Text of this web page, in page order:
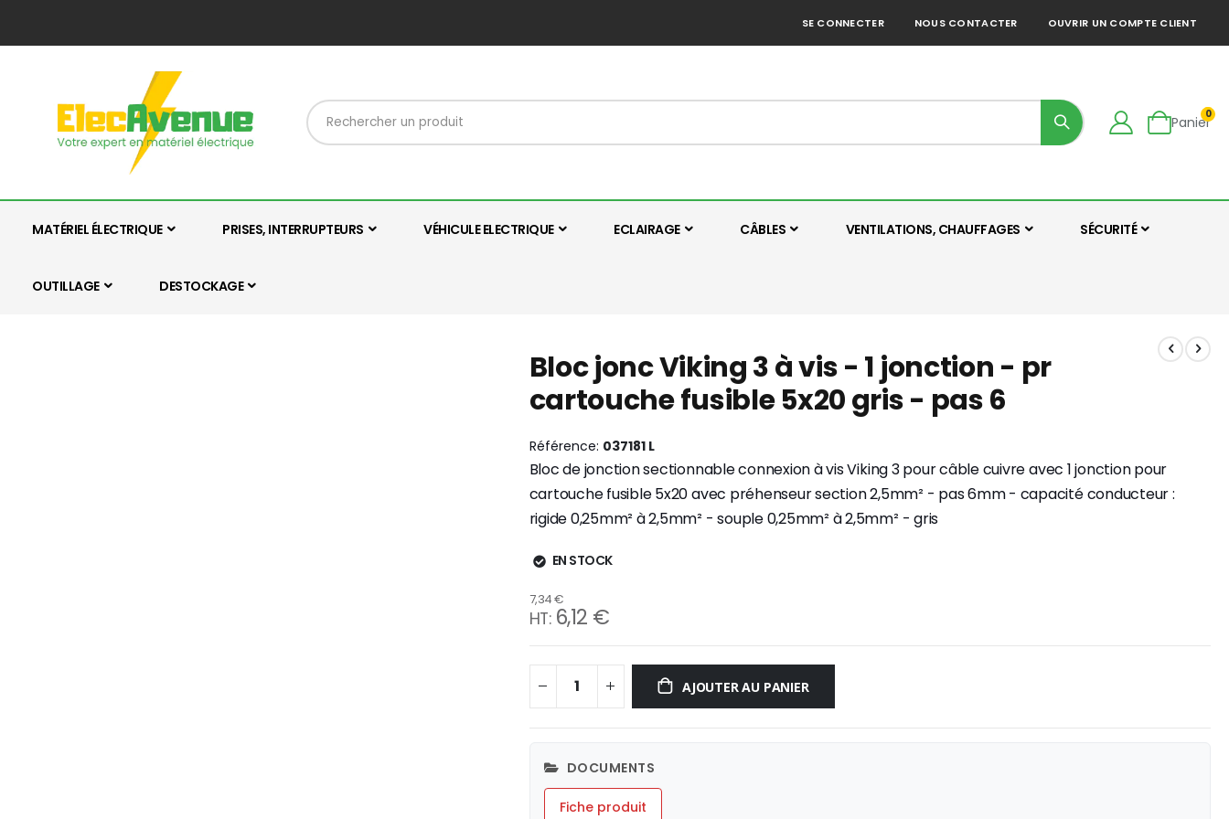
SE CONNECTER NOUS CONTACTER OUVRIR UN COMPTE CLIENT
Panier
0
MATÉRIEL ÉLECTRIQUE PRISES, INTERRUPTEURS VÉHICULE ELECTRIQUE ECLAIRAGE CÂBLES VENTILATIONS, CHAUFFAGES SÉCURITÉ
OUTILLAGE DESTOCKAGE
Bloc jonc Viking 3 à vis - 1 jonction - pr
cartouche fusible 5x20 gris - pas 6
Référence 037181 L
Bloc de jonction sectionnable connexion à vis Viking 3 pour câble cuivre avec 1 jonction pour
cartouche fusible 5x20 avec préhenseur section 2,5mm² - pas 6mm - capacité conducteur :
rigide 0,25mm² à 2,5mm² - souple 0,25mm² à 2,5mm² - gris
EN STOCK
7,34 €
6,12 €
AJOUTER AU PANIER
DOCUMENTS
Fiche produit